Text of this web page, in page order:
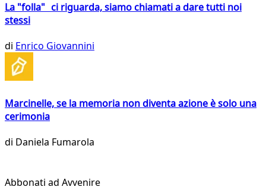
La "folla" ci riguarda, siamo chiamati a dare tutti noi
stessi
di Enrico Giovannini
Marcinelle, se la memoria non diventa azione è solo una
cerimonia
di Daniela Fumarola
Abbonati ad Avvenire